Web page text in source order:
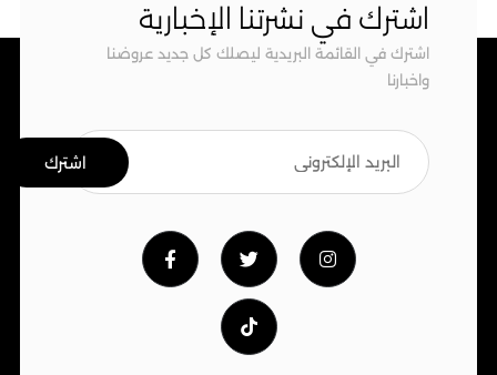
اشترك في نشرتنا الإخبارية
اشترك في القائمة البريدية ليصلك كل جديد عروضنا
واخبارنا